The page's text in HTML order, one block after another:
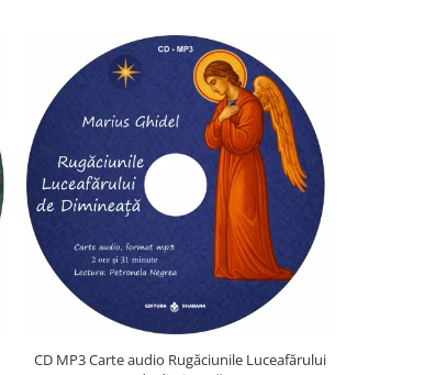
CD MP3 Carte audio Rugăciunile Luceafărului